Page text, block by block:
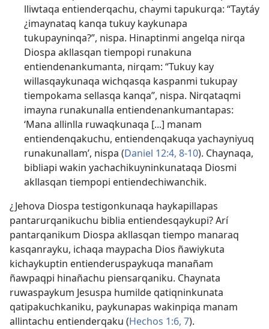
lliwtaqa entienderqachu, chaymi tapukurqa: “Taytáy
¿imaynataq kanqa tukuy kaykunapa
tukupayninqa?”, nispa. Hinaptinmi angelqa nirqa
Diospa akllasqan tiempopi runakuna
entiendenankumanta, nirqam: “Tukuy kay
willasqaykunaqa wichqasqa kaspanmi tukupay
tiempokama sellasqa kanqa”, nispa. Nirqataqmi
imayna runakunalla entiendenankumantapas:
‘Mana allinlla ruwaqkunaqa [...] manam
entiendenqakuchu, entiendenqakuqa yachayniyuq
runakunallam’, nispa (Daniel 12:4, 8-10). Chaynaqa,
bibliapi wakin yachachikuyninkunataqa Diosmi
akllasqan tiempopi entiendechiwanchik.
¿Jehova Diospa testigonkunaqa haykapillapas
pantarurqanikuchu biblia entiendesqaykupi? Arí
pantarqanikum Diospa akllasqan tiempo manaraq
kasqanrayku, ichaqa maypacha Dios ñawiykuta
kichaykuptin entienderuspaykuqa manañam
ñawpaqpi hinañachu piensarqaniku. Chaynata
ruwaspaykum Jesuspa humilde qatiqninkunata
qatipakuchkaniku, paykunapas wakinpiqa manam
allintachu entienderqaku (Hechos 1:6, 7).